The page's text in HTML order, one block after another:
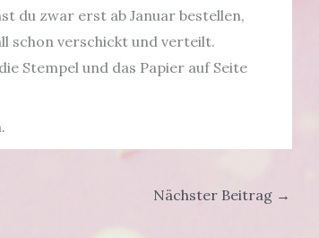
du zwar erst ab Januar bestellen,
schon verschickt und verteilt.
Stempel und das Papier auf Seite
Nächster Beitrag →